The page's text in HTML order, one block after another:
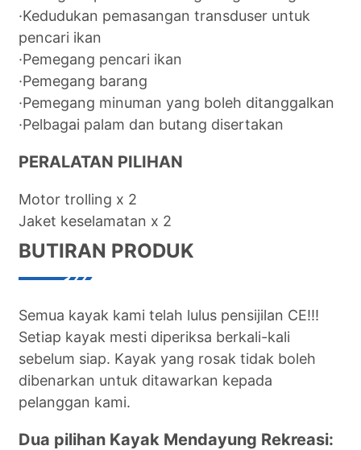
·Kedudukan pemasangan transduser untuk
pencari ikan
·Pemegang pencari ikan
·Pemegang barang
·Pemegang minuman yang boleh ditanggalkan
·Pelbagai palam dan butang disertakan
PERALATAN PILIHAN
Motor trolling x 2
Jaket keselamatan x 2
BUTIRAN PRODUK
Semua kayak kami telah lulus pensijilan CE!!!
Setiap kayak mesti diperiksa berkali-kali
sebelum siap. Kayak yang rosak tidak boleh
dibenarkan untuk ditawarkan kepada
pelanggan kami.
Dua pilihan Kayak Mendayung Rekreasi: